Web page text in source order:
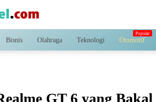
Bisnis Olahraga Teknologi Otomotif
GT 6 yang Bakal